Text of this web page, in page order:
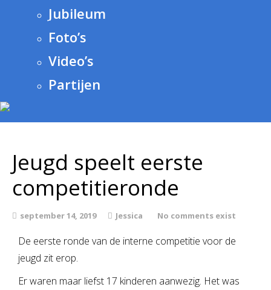
Jubileum
Foto’s
Video’s
Partijen
Jeugd speelt eerste
competitieronde
september 14, 2019 Jessica No comments exist
De eerste ronde van de interne competitie voor de
jeugd zit erop.
Er waren maar liefst 17 kinderen aanwezig. Het was